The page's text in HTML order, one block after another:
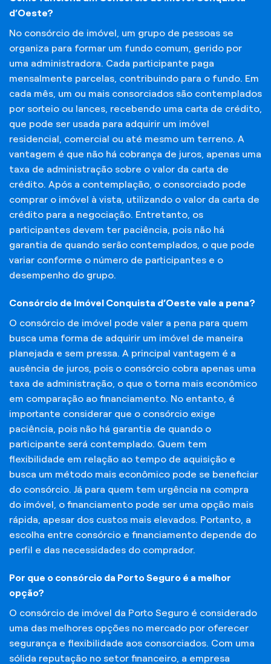
d’Oeste?
No consórcio de imóvel, um grupo de pessoas se
organiza para formar um fundo comum, gerido por
uma administradora. Cada participante paga
mensalmente parcelas, contribuindo para o fundo. Em
cada mês, um ou mais consorciados são contemplados
por sorteio ou lances, recebendo uma carta de crédito,
que pode ser usada para adquirir um imóvel
residencial, comercial ou até mesmo um terreno. A
vantagem é que não há cobrança de juros, apenas uma
taxa de administração sobre o valor da carta de
crédito. Após a contemplação, o consorciado pode
comprar o imóvel à vista, utilizando o valor da carta de
crédito para a negociação. Entretanto, os
participantes devem ter paciência, pois não há
garantia de quando serão contemplados, o que pode
variar conforme o número de participantes e o
desempenho do grupo.
Consórcio de Imóvel Conquista d’Oeste vale a pena?
O consórcio de imóvel pode valer a pena para quem
busca uma forma de adquirir um imóvel de maneira
planejada e sem pressa. A principal vantagem é a
ausência de juros, pois o consórcio cobra apenas uma
taxa de administração, o que o torna mais econômico
em comparação ao financiamento. No entanto, é
importante considerar que o consórcio exige
paciência, pois não há garantia de quando o
participante será contemplado. Quem tem
flexibilidade em relação ao tempo de aquisição e
busca um método mais econômico pode se beneficiar
do consórcio. Já para quem tem urgência na compra
do imóvel, o financiamento pode ser uma opção mais
rápida, apesar dos custos mais elevados. Portanto, a
escolha entre consórcio e financiamento depende do
perfil e das necessidades do comprador.
Por que o consórcio da Porto Seguro é a melhor
opção?
O consórcio de imóvel da Porto Seguro é considerado
uma das melhores opções no mercado por oferecer
segurança e flexibilidade aos consorciados. Com uma
sólida reputação no setor financeiro, a empresa